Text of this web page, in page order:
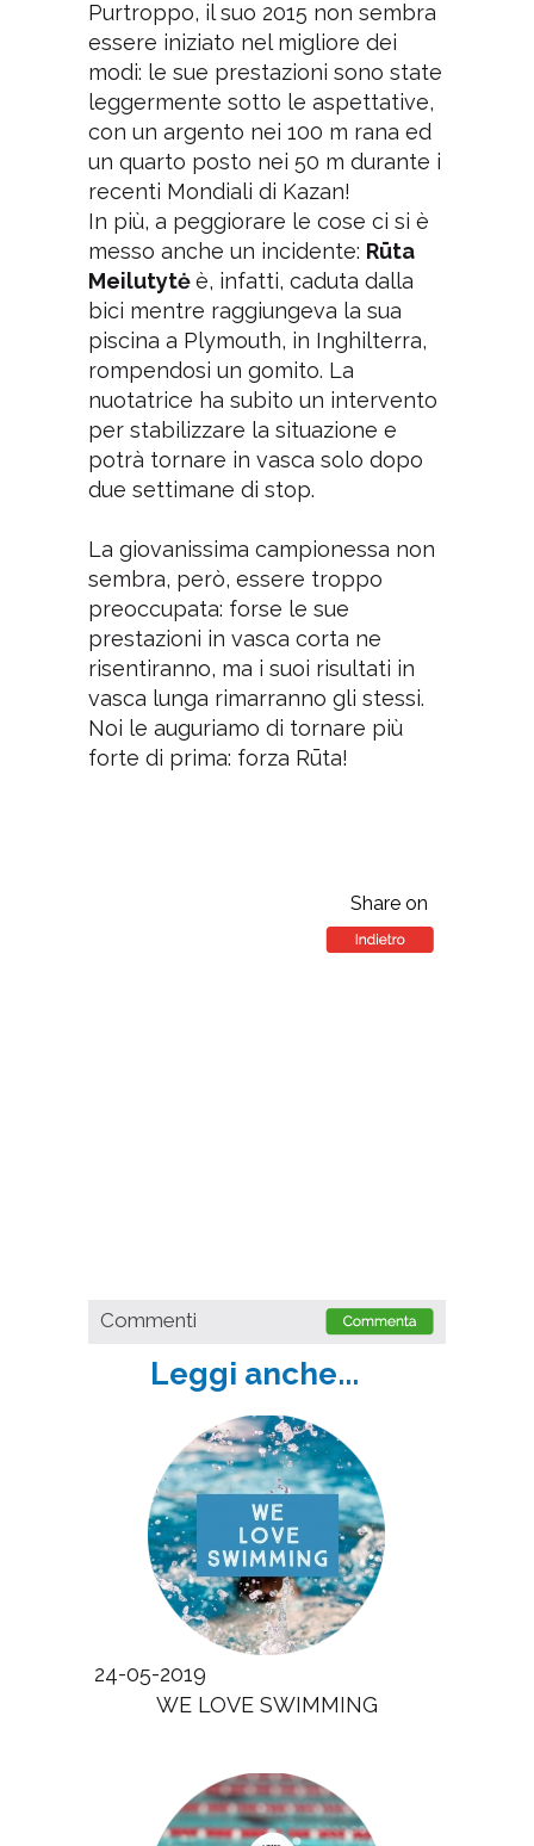
Purtroppo, il suo 2015 non sembra
essere iniziato nel migliore dei
modi: le sue prestazioni sono state
leggermente sotto le aspettative,
con un argento nei 100 m rana ed
un quarto posto nei 50 m durante i
recenti Mondiali di Kazan!
In più, a peggiorare le cose ci si è
messo anche un incidente: Rūta
Meilutytėè, infatti, caduta dalla
bici mentre raggiungeva la sua
piscina a Plymouth, in Inghilterra,
rompendosi un gomito. La
nuotatrice ha subito un intervento
per stabilizzare la situazione e
potrà tornare in vasca solo dopo
due settimane di stop.
La giovanissima campionessa non
sembra, però, essere troppo
preoccupata: forse le sue
prestazioni in vasca corta ne
risentiranno, ma i suoi risultati in
vasca lunga rimarranno gli stessi.
Noi le auguriamo di tornare più
forte di prima: forza Rūta!
Share on
Commenti
Leggi anche...
24-05-2019
WE LOVE SWIMMING